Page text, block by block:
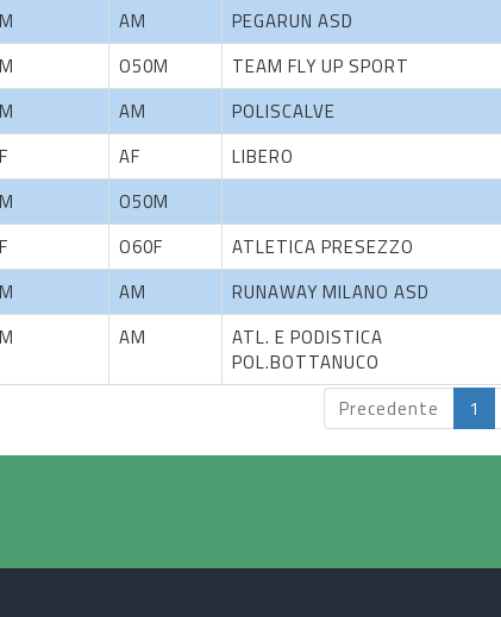
M AM
PEGARUN ASD
M O50M
TEAM FLY UP SPORT
M AM
POLISCALVE
F AF
LIBERO
M
O50M
F O60F
ATLETICA PRESEZZO
M AM
RUNAWAY MILANO ASD
M AM
ATL. E PODISTICA
POL.BOTTANUCO
Precedente
1